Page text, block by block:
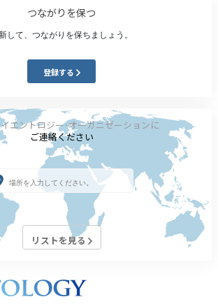
つながりを保つ
して、つながりを保ちましょう。
登録する
エントロジー･オーガニゼーションに
ご連絡ください
リストを見る